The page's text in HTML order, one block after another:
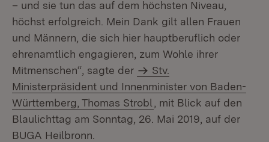
– und sie tun das auf dem höchsten Niveau,
höchst erfolgreich. Mein Dank gilt allen Frauen
und Männern, die sich hier hauptberuflich oder
ehrenamtlich engagieren, zum Wohle ihrer
Mitmenschen“, sagte der
Stv.
Ministerpräsident und Innenminister von Baden-
Württemberg, Thomas Strobl
, mit Blick auf den
Blaulichttag am Sonntag, 26. Mai 2019, auf der
BUGA Heilbronn.